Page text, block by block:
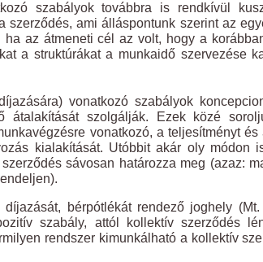
szabályok továbbra is rendkívül
szerződés, ami álláspontunk szerint az
az átmeneti cél az volt, hogy a
a struktúrákat a munkaidő szervezése
vonatkozó szabályok
átalakítását szolgálják. Ezek közé
vonatkozó, a teljesítményt
kialakítását. Utóbbit akár oly módon
sávosan határozza meg (azaz:
bérpótlékát rendező joghely
szabály, attól kollektív szerződés
rendszer kimunkálható a kollektív